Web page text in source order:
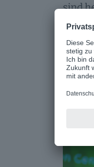
sind
Bis
des